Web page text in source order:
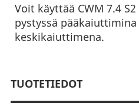
Voit käyttää CWM 7.4
pystyssä
keskikaiuttimena.
TUOTETIEDOT